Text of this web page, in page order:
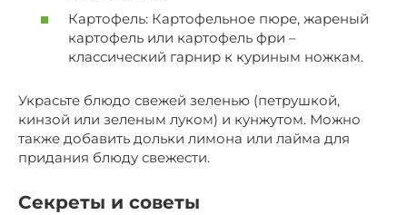
Картофель: Картофельное пюре, жареный
картофель или картофель фри –
классический гарнир к куриным ножкам.
Украсьте блюдо свежей зеленью (петрушкой,
кинзой или зеленым луком) и кунжутом. Можно
также добавить дольки лимона или лайма для
придания блюду свежести.
Секреты и советы